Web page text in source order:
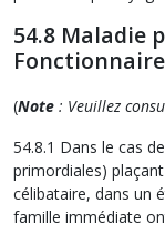
54.8 Maladie
(Note : Veuillez
54.8.1 Dans le cas
primordiales)
célibataire, dans un
famille immédiate